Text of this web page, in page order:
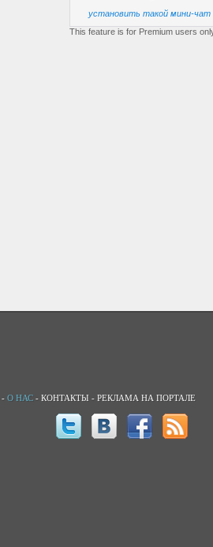
установить такой мини-чат
This feature is for Premium users
- О НАС - КОНТАКТЫ - РЕКЛАМА НА ПОРТАЛЕ